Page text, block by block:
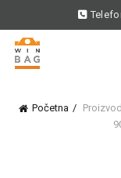
Početna